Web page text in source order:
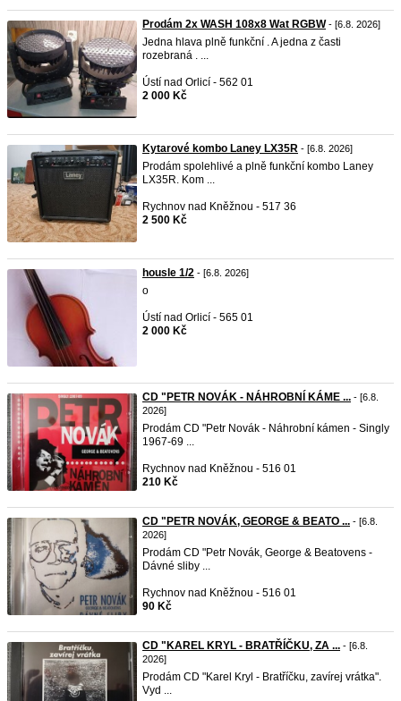
Prodám 2x WASH 108x8 Wat RGBW- [6.8. 2026]
Jedna hlava plně funkční . A jedna z časti
rozebraná . ...
Ústí nad Orlicí - 562 01
2 000 Kč
Kytarové kombo Laney LX35R - [6.8. 2026]
Prodám spolehlivé a plně funkční kombo Laney
LX35R. Kom ...
Rychnov nad Kněžnou - 517 36
2 500 Kč
housle 1/2 - [6.8. 2026]
o
Ústí nad Orlicí - 565 01
2 000 Kč
CD "PETR NOVÁK - NÁHROBNÍ KÁME ... - [6.8.
2026]
Prodám CD "Petr Novák - Náhrobní kámen - Singly
1967-69 ...
Rychnov nad Kněžnou - 516 01
210 Kč
CD "PETR NOVÁK, GEORGE & BEATO ... - [6.8.
2026]
Prodám CD "Petr Novák, George & Beatovens -
Dávné sliby ...
Rychnov nad Kněžnou - 516 01
90 Kč
CD "KAREL KRYL - BRATŘÍČKU, ZA ... - [6.8.
2026]
Prodám CD "Karel Kryl - Bratříčku, zavírej vrátka".
Vyd ...